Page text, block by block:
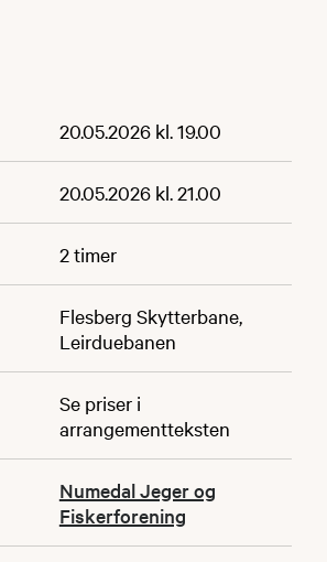
20.05.2026 kl. 19.00
20.05.2026 kl. 21.00
2 timer
Flesberg Skytterbane,
Leirduebanen
Se priser i
arrangementteksten
Numedal Jeger og
Fiskerforening